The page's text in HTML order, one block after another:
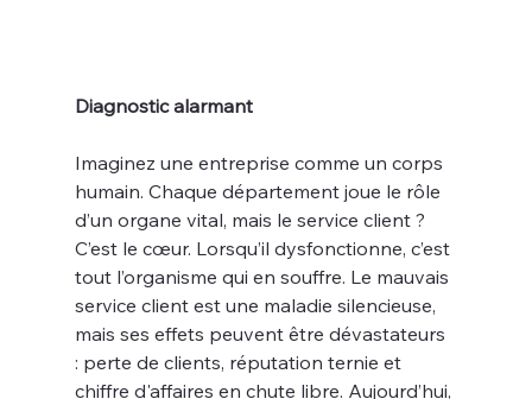
Diagnostic alarmant
Imaginez une entreprise comme un corps
humain. Chaque département joue le rôle
d’un organe vital, mais le service client ?
C’est le cœur. Lorsqu’il dysfonctionne, c’est
tout l’organisme qui en souffre. Le mauvais
service client est une maladie silencieuse,
mais ses effets peuvent être dévastateurs
: perte de clients, réputation ternie et
chiffre d'affaires en chute libre. Aujourd’hui,